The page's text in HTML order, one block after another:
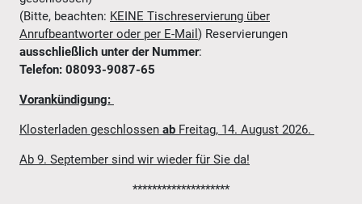
(Bitte, beachten: KEINE Tischreservierung über
Anrufbeantworter oder per E-Mail ) Reservierungen
ausschließlich unter der Nummer:
Telefon: 08093-9087-65
Vorankündigung:
Klosterladen geschlossen ab Freitag, 14. August 2026.
Ab 9. September sind wir wieder für Sie da!
********************